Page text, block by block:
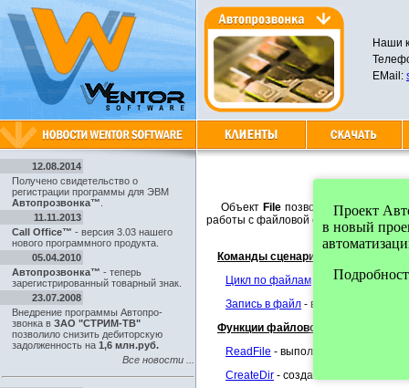
Наши
EMail:
12.08.2014
Получено свидетельство о
регистрации программы для ЭВМ
Автопрозвонка™
11.11.2013
Call Office™ - версия 3.03 нашего
нового программного продукта.
05.04.2010
Автопрозвонка™ - теперь
зарегистрированный товарный знак.
23.07.2008
Внедрение программы Автопро-
звонка в ЗАО "СТРИМ-ТВ"
позволило снизить дебиторскую
задолженность на 1,6 млн.руб.
Все новости ...
Объект Fileпозволяет
работы с файловой системой .
Команды сценария:
Цикл по файлам - выполняет
Запись в файл - выполняет
Функции файловой системы:
ReadFile - выполняет чтение
CreateDir - создает каталог.
Проект
в новый